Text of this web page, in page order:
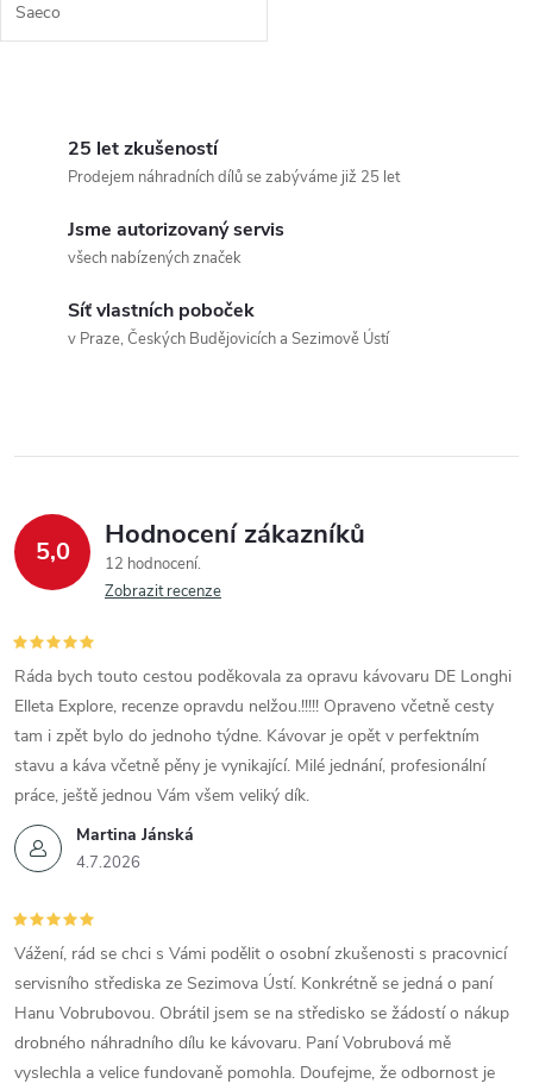
Saeco
í
r
v
k
y
v
ý
p
i
s
u
25 let zkušeností
Prodejem náhradních dílů se zabýváme již 25 let
Jsme autorizovaný servis
všech nabízených značek
Síť vlastních poboček
v Praze, Českých Budějovicích a Sezimově Ústí
5,0 Hodnocení zákazníků
12 hodnocení
Zobrazit recenze
Martina Jánská
4.7.2026
Ráda bych touto cestou poděkovala za opravu kávovaru DE Longhi
Elleta Explore, recenze opravdu nelžou.!!!!! Opraveno včetně cesty
tam i zpět bylo do jednoho týdne. Kávovar je opět v perfektním
stavu a káva včetně pěny je vynikající. Milé jednání, profesionální
práce, ještě jednou Vám všem veliký dík.
Vážení, rád se chci s Vámi podělit o osobní zkušenosti s pracovnicí
servisního střediska ze Sezimova Ústí. Konkrétně se jedná o paní
Hanu Vobrubovou. Obrátil jsem se na středisko se žádostí o nákup
drobného náhradního dílu ke kávovaru. Paní Vobrubová mě
vyslechla a velice fundovaně pomohla. Doufejme, že odbornost je